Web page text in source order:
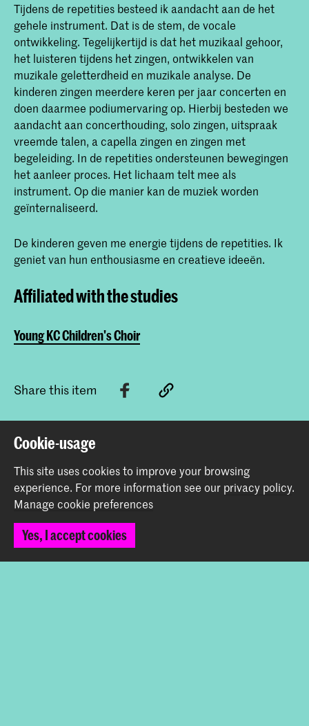
Tijdens de repetities besteed ik aandacht aan de het
gehele instrument. Dat is de stem, de vocale
ontwikkeling. Tegelijkertijd is dat het muzikaal gehoor,
het luisteren tijdens het zingen, ontwikkelen van
muzikale geletterdheid en muzikale analyse. De
kinderen zingen meerdere keren per jaar concerten en
doen daarmee podiumervaring op. Hierbij besteden we
aandacht aan concerthouding, solo zingen, uitspraak
vreemde talen, a capella zingen en zingen met
begeleiding. In de repetities ondersteunen bewegingen
het aanleer proces. Het lichaam telt mee als
instrument. Op die manier kan de muziek worden
geïnternaliseerd.
De kinderen geven me energie tijdens de repetities. Ik
geniet van hun enthousiasme en creatieve ideeën.
Affiliated with the studies
Young KC Children's Choir
Share this item
Contact
Spuiplein 150
2511 DG The Hague
+31 70 315 15 15
Cookie-usage
This site uses cookies to improve your browsing
experience. For more information see our privacy policy.
Manage cookie preferences
Yes, I accept cookies